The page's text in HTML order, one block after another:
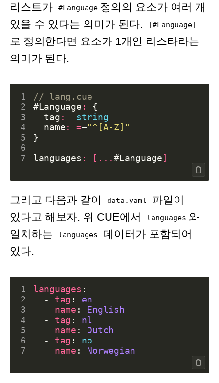
리스트가
#Language 정의의 요소가 여러 개
있을 수 있다는 의미가 된다.
[#Language]
로 정의한다면 요소가 1개인 리스타라는
의미가 된다.
1
// lang.cue
2
#Language :
{
3
tag :
string
4
name : =~"^[A-Z]"
5
}
6
7
languages : [...#Language]
그리고 다음과 같이 data.yaml
파일이
있다고 해보자. 위 CUE에서
languages 와
일치하는
languages
데이터가 포함되어
있다.
1 languages :
2
- tag :
en
3
name :
English
4
- tag :
nl
5
name :
Dutch
6
- tag :
no
7
name : Norwegian